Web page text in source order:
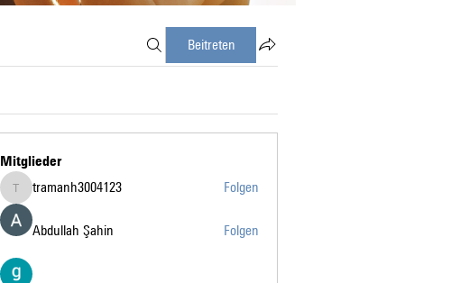
Beitreten
Mitglieder
tramanh3004123
tramanh3004123 Folgen
Abdullah Şahin Folgen